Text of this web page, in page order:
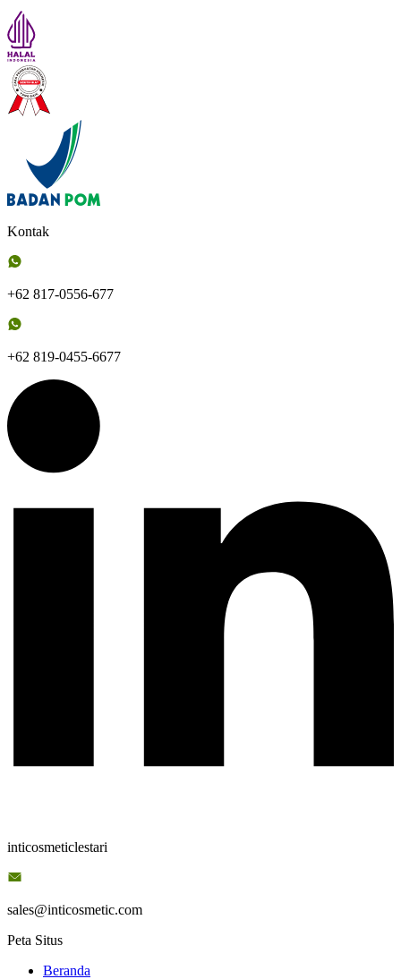
Kontak
+62 817-0556-677
+62 819-0455-6677
inticosmeticlestari
sales@inticosmetic.com
Peta Situs
Beranda